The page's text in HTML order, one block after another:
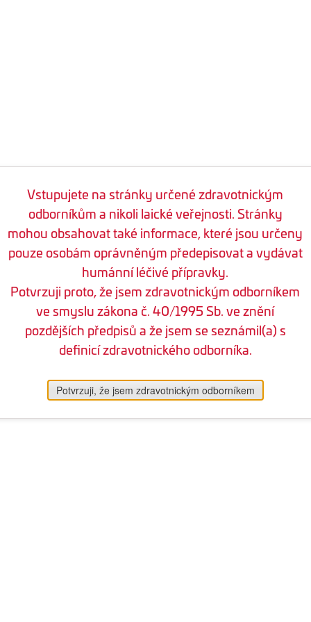
Vstupujete na stránky určené zdravotnickým
odborníkům a nikoli laické veřejnosti. Stránky
mohou obsahovat také informace, které jsou určeny
pouze osobám oprávněným předepisovat a vydávat
humánní léčivé přípravky.
Potvrzuji proto, že jsem zdravotnickým odborníkem
ve smyslu zákona č. 40/1995 Sb. ve znění
pozdějších předpisů a že jsem se seznámil(a) s
definicí zdravotnického odborníka.
Potvrzuji, že jsem zdravotnickým odborníkem